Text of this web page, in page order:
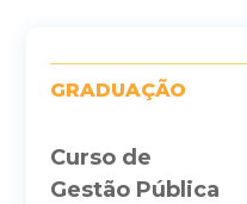
GRADUAÇÃO
Curso de
Gestão Pública